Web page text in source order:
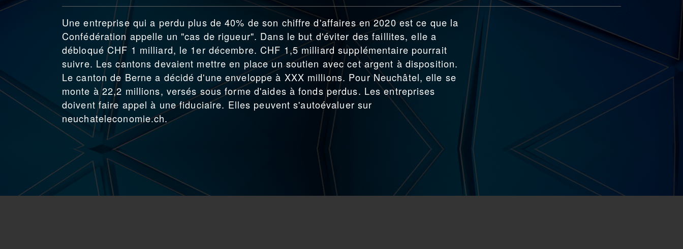
Une entreprise qui a perdu plus de 40% de son chiffre d'affaires en 2020 est ce que la
Confédération appelle un "cas de rigueur". Dans le but d'éviter des faillites, elle a
débloqué CHF 1 milliard, le 1er décembre. CHF 1,5 milliard supplémentaire pourrait
suivre. Les cantons devaient mettre en place un soutien avec cet argent à disposition.
Le canton de Berne a décidé d'une enveloppe à XXX millions. Pour Neuchâtel, elle se
monte à 22,2 millions, versés sous forme d'aides à fonds perdus. Les entreprises
doivent faire appel à une fiduciaire. Elles peuvent s'autoévaluer sur
neuchateleconomie.ch.